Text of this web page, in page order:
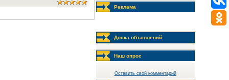
Реклама
Доска объявлений
Наш опрос
Оставить свой комментарий